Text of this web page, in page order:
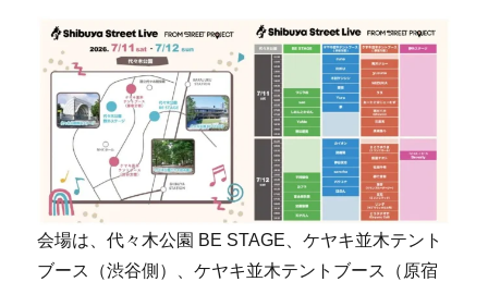
会場は、代々木公園 BE STAGE、ケヤキ並木テント
ブース（渋谷側）、ケヤキ並木テントブース（原宿